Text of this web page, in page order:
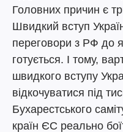
Головних причин є
Швидкий вступ
переговори з РФ до
готується. І тому,
швидкого вступу
відкочуватися під
Бухарестського
країн ЄС реально